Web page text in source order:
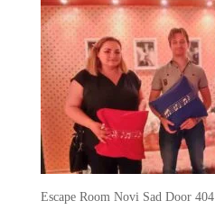
Escape Room Novi Sad Door 404